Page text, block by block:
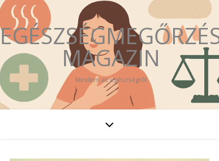
MAGAZIN
Mindent az egészségről